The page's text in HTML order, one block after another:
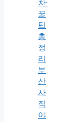
차·
꿀
팁
총
정
리
부
산
사
직
야